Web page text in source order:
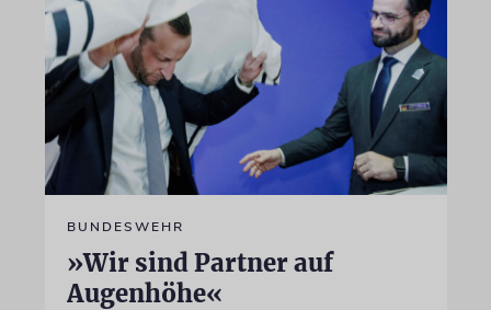
BUNDESWEHR
»Wir sind Partner auf
Augenhöhe«